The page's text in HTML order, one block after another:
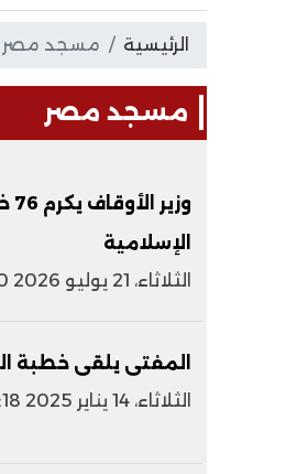
الرئيسية مسجد مصر
مسجد مصر
الإسلامية
الثلاثاء، 21 يوليو 2026 04:40 م
المفتى يلقى خطبة
الثلاثاء، 14 يناير 2025 06:18 م